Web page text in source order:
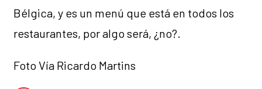
Bélgica, y es un menú que está en todos los
restaurantes, por algo será, ¿no?.
Foto Vía Ricardo Martins